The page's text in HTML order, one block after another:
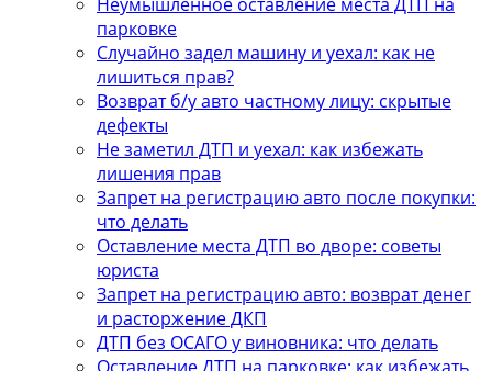
парковке
Случайно задел машину и уехал: как не
лишиться прав?
Возврат б/у авто частному лицу: скрытые
дефекты
Не заметил ДТП и уехал: как избежать
лишения прав
Запрет на регистрацию авто после покупки:
что делать
Оставление места ДТП во дворе: советы
юриста
Запрет на регистрацию авто: возврат денег
и расторжение ДКП
ДТП без ОСАГО у виновника: что делать